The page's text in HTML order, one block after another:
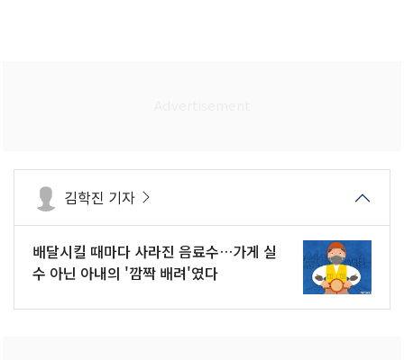
김학진 기자
배달시킬 때마다 사라진 음료수…가게 실
수 아닌 아내의 '깜짝 배려'였다